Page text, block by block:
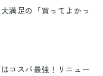
満足の「買ってよかっ
コスパ最強！リニュー